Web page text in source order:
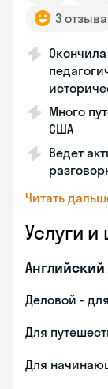
3 отзыва
Много
США
Ведет
Читать
Услуги и
Деловой -
Для
Для